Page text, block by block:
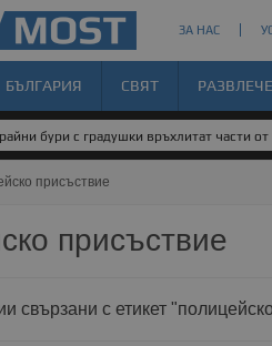
ЗА НАС
БЪЛГАРИЯ СВЯТ
бури с градушки връхлитат части от
присъствие
присъствие
свързани с етикет